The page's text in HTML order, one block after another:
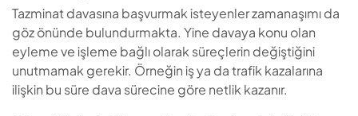
Tazminat davasına başvurmak isteyenler zamanaşımı da
göz önünde bulundurmakta. Yine davaya konu olan
eyleme ve işleme bağlı olarak süreçlerin değiştiğini
unutmamak gerekir. Örneğin iş ya da trafik kazalarına
ilişkin bu süre dava sürecine göre netlik kazanır.